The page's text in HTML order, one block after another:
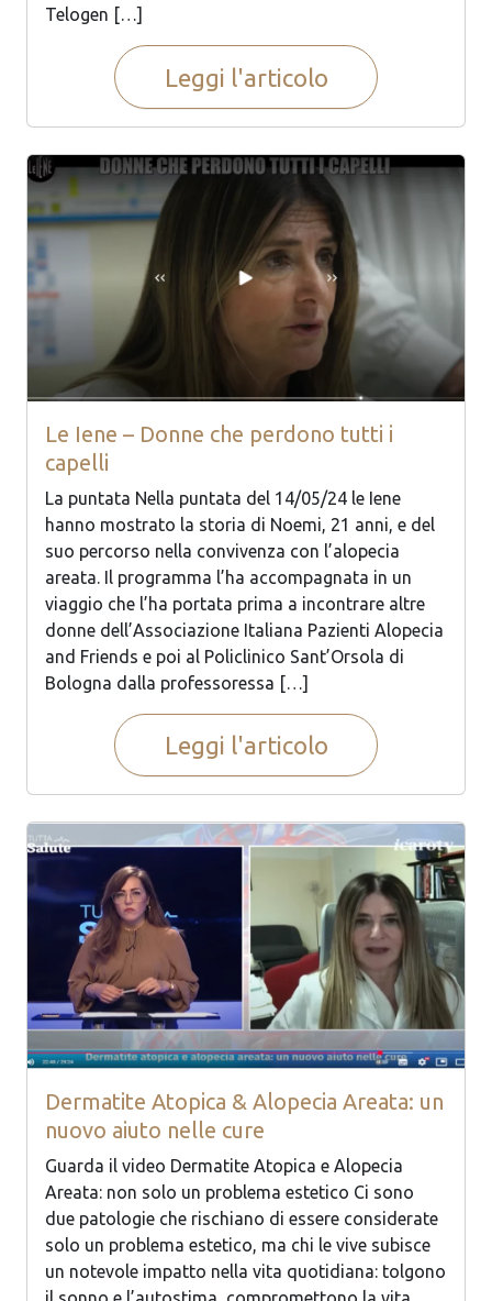
Telogen […]
Leggi l'articolo
Le Iene – Donne che perdono tutti i
capelli
La puntata Nella puntata del 14/05/24 le Iene
hanno mostrato la storia di Noemi, 21 anni, e del
suo percorso nella convivenza con l’alopecia
areata. Il programma l’ha accompagnata in un
viaggio che l’ha portata prima a incontrare altre
donne dell’Associazione Italiana Pazienti Alopecia
and Friends e poi al Policlinico Sant’Orsola di
Bologna dalla professoressa […]
Leggi l'articolo
Dermatite Atopica & Alopecia Areata: un
nuovo aiuto nelle cure
Guarda il video Dermatite Atopica e Alopecia
Areata: non solo un problema estetico Ci sono
due patologie che rischiano di essere considerate
solo un problema estetico, ma chi le vive subisce
un notevole impatto nella vita quotidiana: tolgono